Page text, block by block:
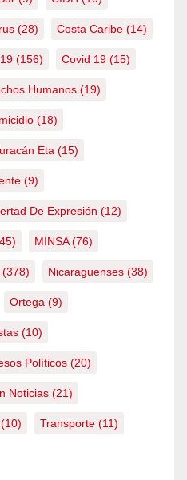
(28) Costa Caribe (14)
(156) Covid 19 (15)
Humanos (19)
(18)
Eta (15)
(9)
De Expresión (12)
MINSA(76)
(378) Nicaraguenses (38)
Ortega (9)
(10)
Políticos (20)
Noticias (21)
(10) Transporte (11)